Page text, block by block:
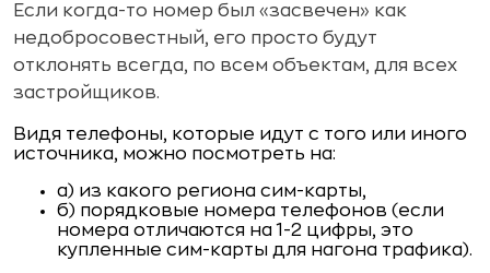
Если когда-то номер был «засвечен» как
недобросовестный, его просто будут
отклонять всегда, по всем объектам, для всех
застройщиков.
Видя телефоны, которые идут с того или иного
источника, можно посмотреть на:
а) из какого региона сим-карты,
б) порядковые номера телефонов (если
номера отличаются на 1-2 цифры, это
купленные сим-карты для нагона трафика).